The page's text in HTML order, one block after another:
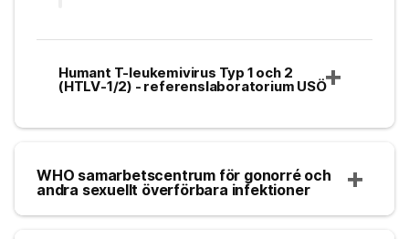
Humant T-leukemivirus Typ 1 och 2
(HTLV-1/2) - referenslaboratorium USÖ
WHO samarbetscentrum för gonorré och
andra sexuellt överförbara infektioner